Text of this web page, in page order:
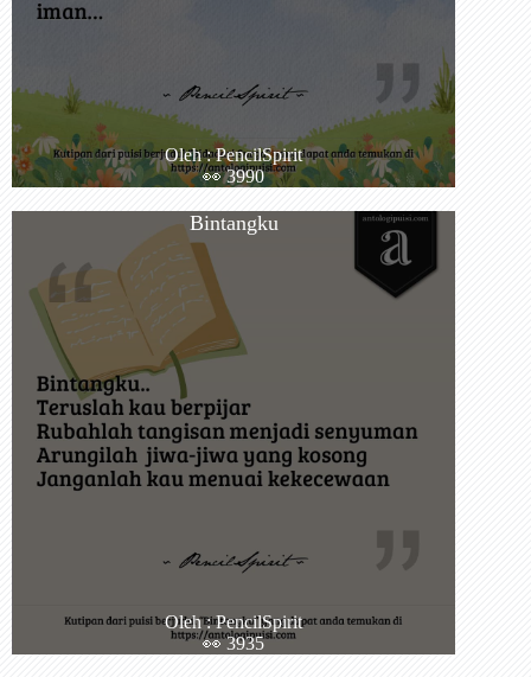
Oleh : PencilSpirit
👀 3990
Bintangku
Oleh : PencilSpirit
👀 3935